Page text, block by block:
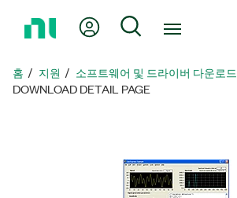
지
로
내 계정 검색
홈 지원 소프트웨어 및 드라이버 다운로드
DOWNLOAD DETAIL PAGE